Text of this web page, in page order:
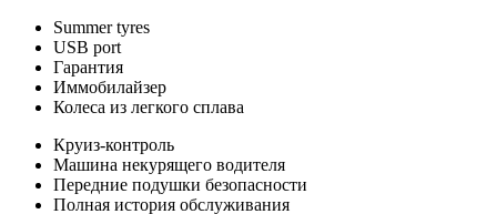
Summer tyres
USB port
Гарантия
Иммобилайзер
Колеса из легкого сплава
Круиз-контроль
Машина некурящего водителя
Передние подушки безопасности
Полная история обслуживания